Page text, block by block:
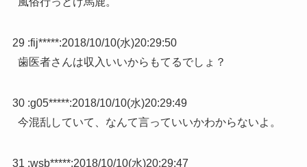
29 :fij*****:2018/10/10(水)20:29:50
歯医者さんは収入いいからもてるでしょ？
30 :g05*****:2018/10/10(水)20:29:49
今混乱していて、なんて言っていいかわからないよ。
31 :wsb*****:2018/10/10(水)20:29:47